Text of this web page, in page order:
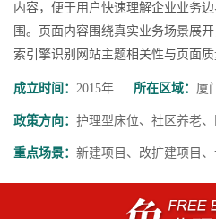
内容，便于用户快速理解企业业务
围。页面内容围绕真实业务场景展
索引擎识别网站主题相关性与页面质
成立时间： 2015年 所在区域： 厦
政策方向： 护理型床位、社区养老
重点场景： 新建项目、改扩建项目